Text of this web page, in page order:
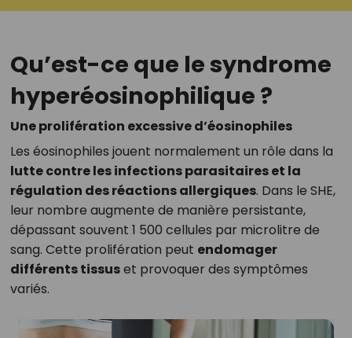
Qu’est-ce que le syndrome
hyperéosinophilique ?
Une prolifération excessive d’éosinophiles
Les éosinophiles jouent normalement un rôle dans la
lutte contre les infections parasitaires et la
régulation des réactions allergiques. Dans le SHE,
leur nombre augmente de manière persistante,
dépassant souvent 1 500 cellules par microlitre de
sang. Cette prolifération peut endomager
différents tissuset provoquer des symptômes
variés.